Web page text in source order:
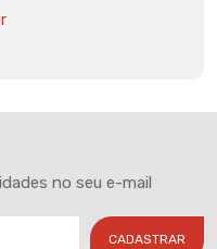
no seu e-mail
CADASTRAR